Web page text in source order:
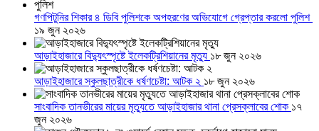
গণপিটুনির শিকার ৪ ডিবি পুলিশকে অপহরণের অভিযোগে গ্রেপ্তার করলো পুলিশ
১৯ জুন ২০২৬
আড়াইহাজারে বিদ্যুৎস্পৃষ্টে ইলেকট্রিশিয়ানের মৃত্যু ১৮ জুন ২০২৬
আড়াইহাজারে স্কুলছাত্রীকে ধর্ষণচেষ্টা: আটক ২ ১৮ জুন ২০২৬
সাংবাদিক তানভীরের মায়ের মৃত্যুতে আড়াইহাজার থানা প্রেসক্লাবের শোক ১৭
জুন ২০২৬